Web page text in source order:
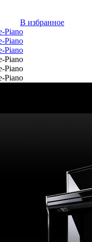
В избранное